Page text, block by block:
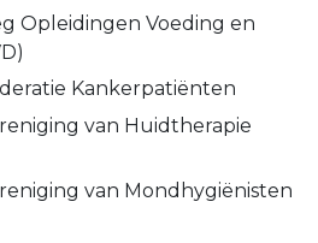
Opleidingen Voeding en
Kankerpatiënten
van Huidtherapie
van Mondhygiënisten